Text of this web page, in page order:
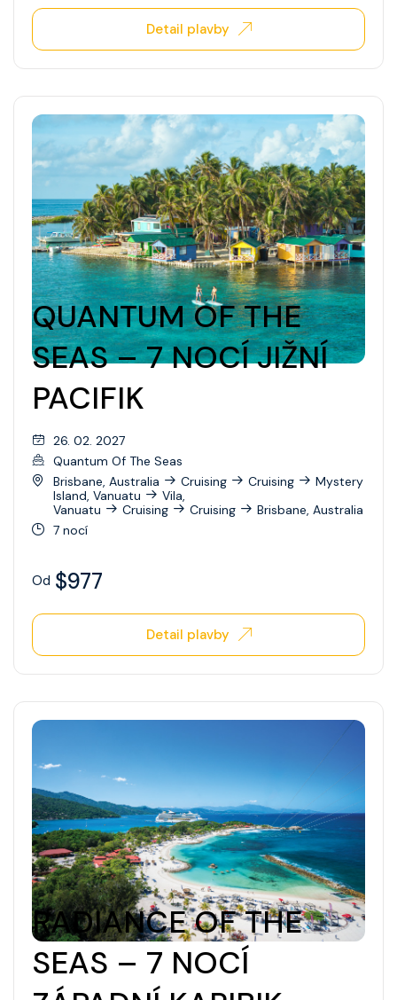
Detail plavby
QUANTUM OF THE
SEAS – 7 NOCÍ JIŽNÍ
PACIFIK
26. 02. 2027
Quantum Of The Seas
Brisbane, Australia
Cruising Cruising
Mystery
Island, Vanuatu
Vila,
Vanuatu
Cruising Cruising
Brisbane, Australia
7 nocí
Od $977
Detail plavby
RADIANCE OF THE
SEAS – 7 NOCÍ